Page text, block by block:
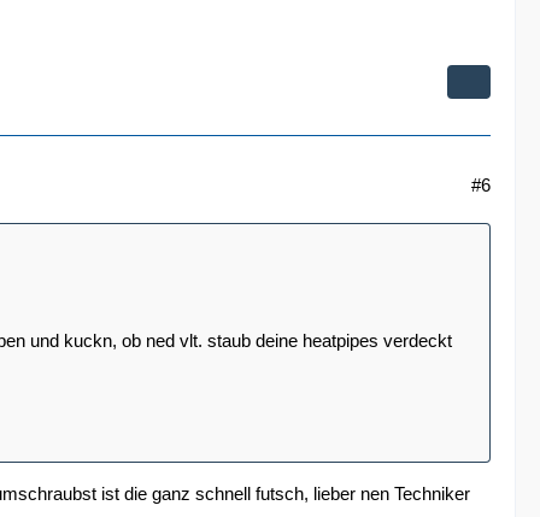
#6
und kuckn, ob ned vlt. staub deine heatpipes verdeckt
ist die ganz schnell futsch, lieber nen Techniker